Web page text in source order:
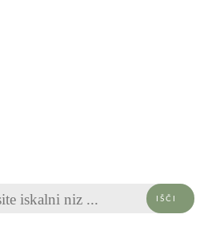
iskalni niz ... IŠČI